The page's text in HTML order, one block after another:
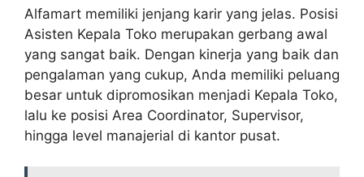
Alfamart memiliki jenjang karir yang jelas. Posisi
Asisten Kepala Toko merupakan gerbang awal
yang sangat baik. Dengan kinerja yang baik dan
pengalaman yang cukup, Anda memiliki peluang
besar untuk dipromosikan menjadi Kepala Toko,
lalu ke posisi Area Coordinator, Supervisor,
hingga level manajerial di kantor pusat.